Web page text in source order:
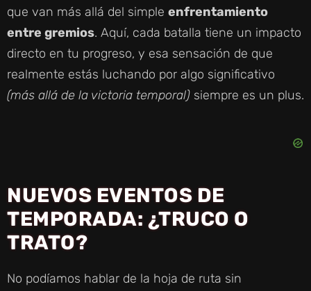
que van más allá del simple enfrentamiento
entre gremios. Aquí, cada batalla tiene un impacto
directo en tu progreso, y esa sensación de que
realmente estás luchando por algo significativo
(más allá de la victoria temporal) siempre es un plus.
NUEVOS EVENTOS DE
TEMPORADA: ¿TRUCO O
TRATO?
No podíamos hablar de la hoja de ruta sin